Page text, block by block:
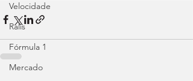
Velocidade
Ralis
Fórmula 1
Mercado